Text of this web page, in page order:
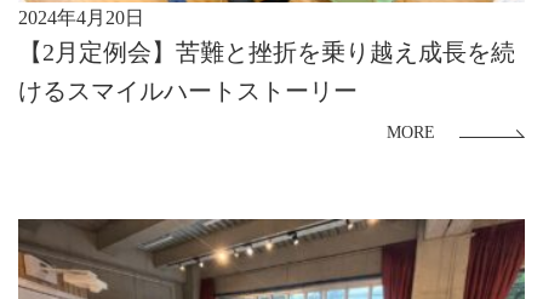
2024年4月20日
【2月定例会】苦難と挫折を乗り越え成長を続
けるスマイルハートストーリー
MORE